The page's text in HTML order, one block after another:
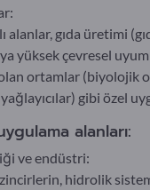
alanlar, gıda üretimi
yüksek çevresel
ortamlar (biyolojik
gibi özel
alanları:
ve endüstri:
hidrolik